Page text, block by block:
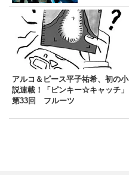
アルコ＆ピース平子祐希、初の小
説連載！「ピンキー☆キャッチ」
第33回 フルーツ